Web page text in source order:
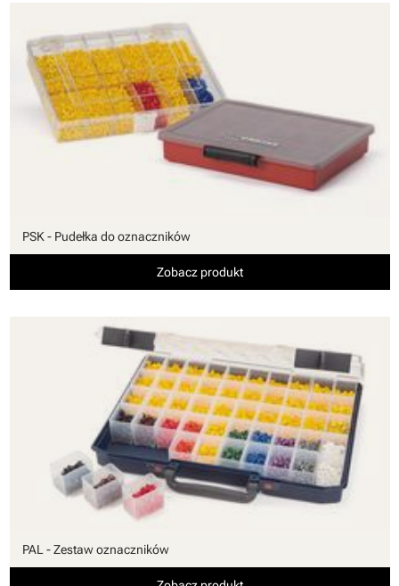
PSK - Pudełka do oznaczników
Zobacz produkt
PAL - Zestaw oznaczników